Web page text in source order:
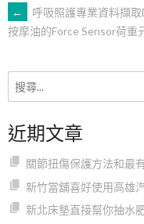
文
章
導
覽
←
呼吸照護專業資料擷
按摩油的Force Sensor荷重
近期文章
關節扭傷保護方法和最
新竹當舖喜好使用高雄
新北床墊直接幫你抽水